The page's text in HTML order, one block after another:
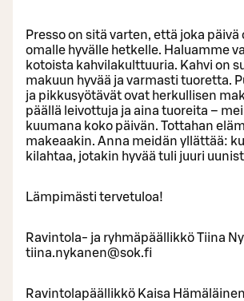
Presso on sitä varten, että joka päivä
omalle hyvälle hetkelle. Haluamme
kotoista kahvilakulttuuria. Kahvi on
makuun hyvää ja varmasti tuoretta.
ja pikkusyötävät ovat herkullisen
päällä leivottuja ja aina tuoreita –
kuumana koko päivän. Tottahan
makeaakin. Anna meidän yllättää:
kilahtaa, jotakin hyvää tuli juuri
Lämpimästi tervetuloa!
Ravintola- ja ryhmäpäällikkö Tiina
tiina.nykanen@sok.fi
Ravintolapäällikkö Kaisa